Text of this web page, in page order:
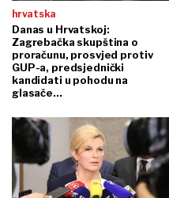
hrvatska
Danas u Hrvatskoj:
Zagrebačka skupština o
proračunu, prosvjed protiv
GUP-a, predsjednički
kandidati u pohodu na
glasače...